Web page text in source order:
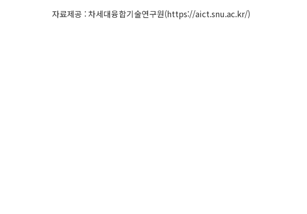
자료제공 : 차세대융합기술연구원(https://aict.snu.ac.kr/)